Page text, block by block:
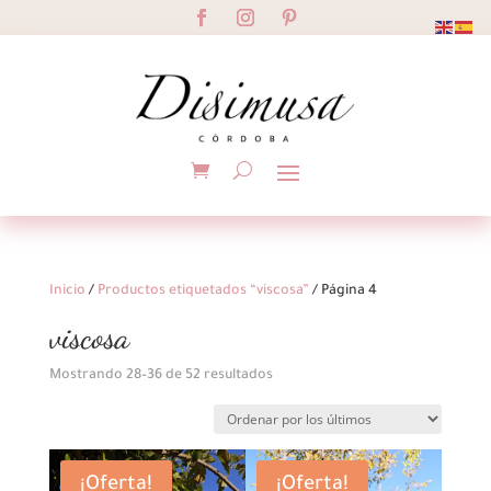
Inicio / Productos etiquetados “viscosa” / Página 4
viscosa
Mostrando 28–36 de 52 resultadosOrdenado
los
últimos
¡Oferta! ¡Oferta!